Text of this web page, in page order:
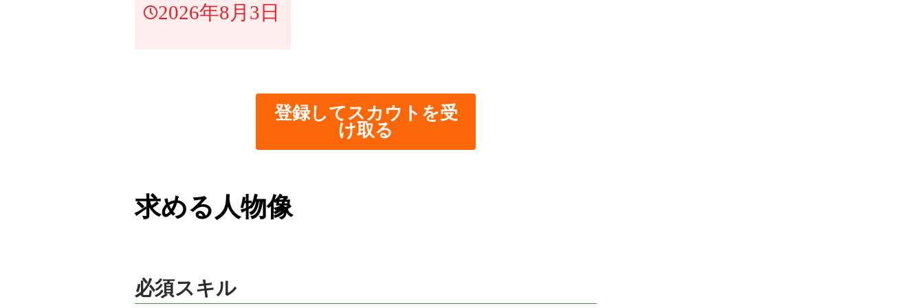
2026年8月3日
登録してスカウトを受
け取る
求める人物像
必須スキル